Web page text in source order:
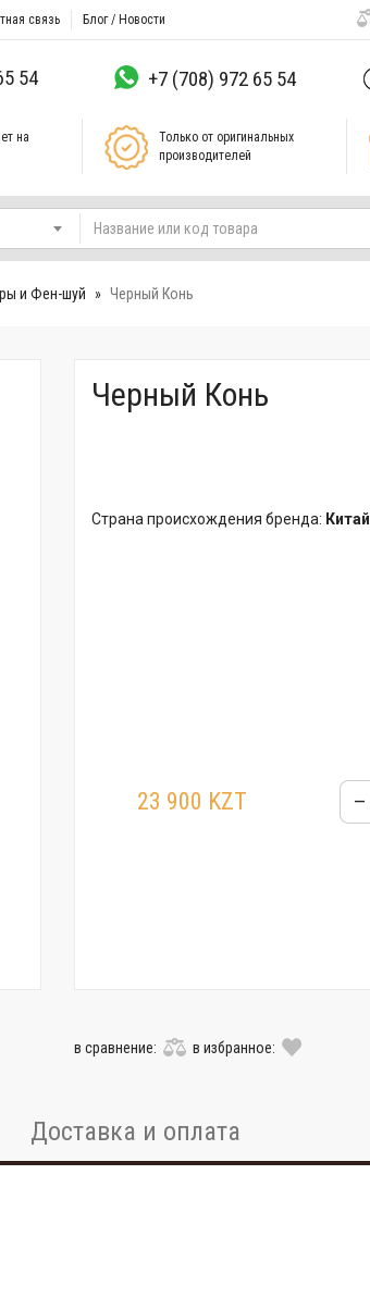
связь Блог / Новости
54 +7 (708) 972 65 54
на
Только от оригинальных
производителей
и Фен-шуй Черный Конь
Черный Конь
Страна происхождения бренда: Китай
23 900 KZT –
в сравнение: в избранное:
Доставка и оплата